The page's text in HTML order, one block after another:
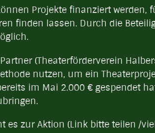
Projekte finanziert werden,
finden lassen. Durch die
(Theaterförderverein
nutzen, um ein
im Mai 2.000 € gespendet
es zur Aktion (Link bitte teilen /